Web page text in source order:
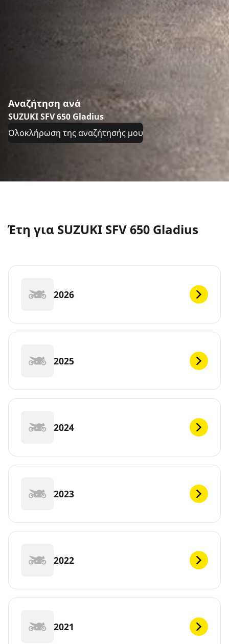
Αναζήτηση ανά
SUZUKI SFV 650 Gladius
Ολοκλήρωση της αναζήτησής μου
Έτη για SUZUKI SFV 650 Gladius
2026
2025
2024
2023
2022
2021